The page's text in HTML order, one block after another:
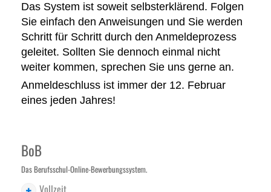
Das System ist soweit selbsterklärend. Folgen
Sie einfach den Anweisungen und Sie werden
Schritt für Schritt durch den Anmeldeprozess
geleitet. Sollten Sie dennoch einmal nicht
weiter kommen, sprechen Sie uns gerne an.
Anmeldeschluss ist immer der 12. Februar
eines jeden Jahres!
BoB
Das Berufsschul-Online-Bewerbungssystem.
Vollzeit